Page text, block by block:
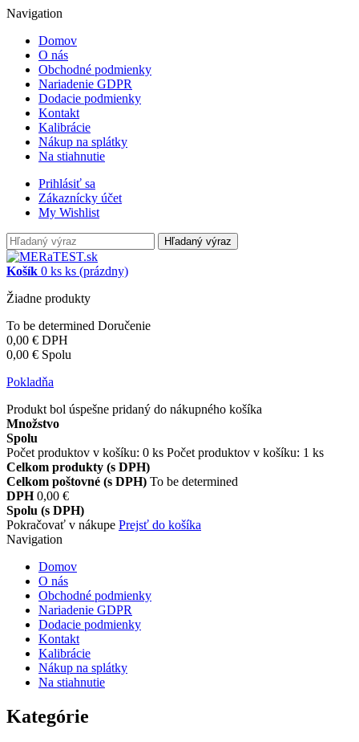
Navigation
Domov
O nás
Obchodné podmienky
Nariadenie GDPR
Dodacie podmienky
Kontakt
Kalibrácie
Nákup na splátky
Na stiahnutie
Prihlásiť sa
Zákaznícky účet
My Wishlist
Hľadaný výraz
Košík 0 ks ks (prázdny)
Žiadne produkty
To be determined Doručenie
0,00 € DPH
0,00 € Spolu
Pokladňa
Produkt bol úspešne pridaný do nákupného košíka
Množstvo
Spolu
Počet produktov v košíku: 0 ks Počet produktov v košíku: 1 ks
Celkom produkty (s DPH)
Celkom poštovné (s DPH) To be determined
DPH 0,00 €
Spolu (s DPH)
Pokračovať v nákupe Prejsť do košíka
Navigation
Domov
O nás
Obchodné podmienky
Nariadenie GDPR
Dodacie podmienky
Kontakt
Kalibrácie
Nákup na splátky
Na stiahnutie
Kategórie